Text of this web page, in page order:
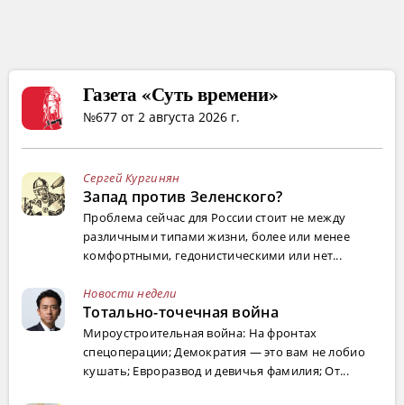
Газета «Суть времени»
№677 от 2 августа 2026 г.
Сергей Кургинян
Запад против Зеленского?
Проблема сейчас для России стоит не между
различными типами жизни, более или менее
комфортными, гедонистическими или нет...
Новости недели
Тотально-точечная война
Мироустроительная война: На фронтах
спецоперации; Демократия — это вам не лобио
кушать; Евроразвод и девичья фамилия; От...